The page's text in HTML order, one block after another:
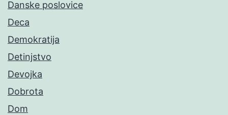
Danske poslovice
Deca
Demokratija
Detinjstvo
Devojka
Dobrota
Dom